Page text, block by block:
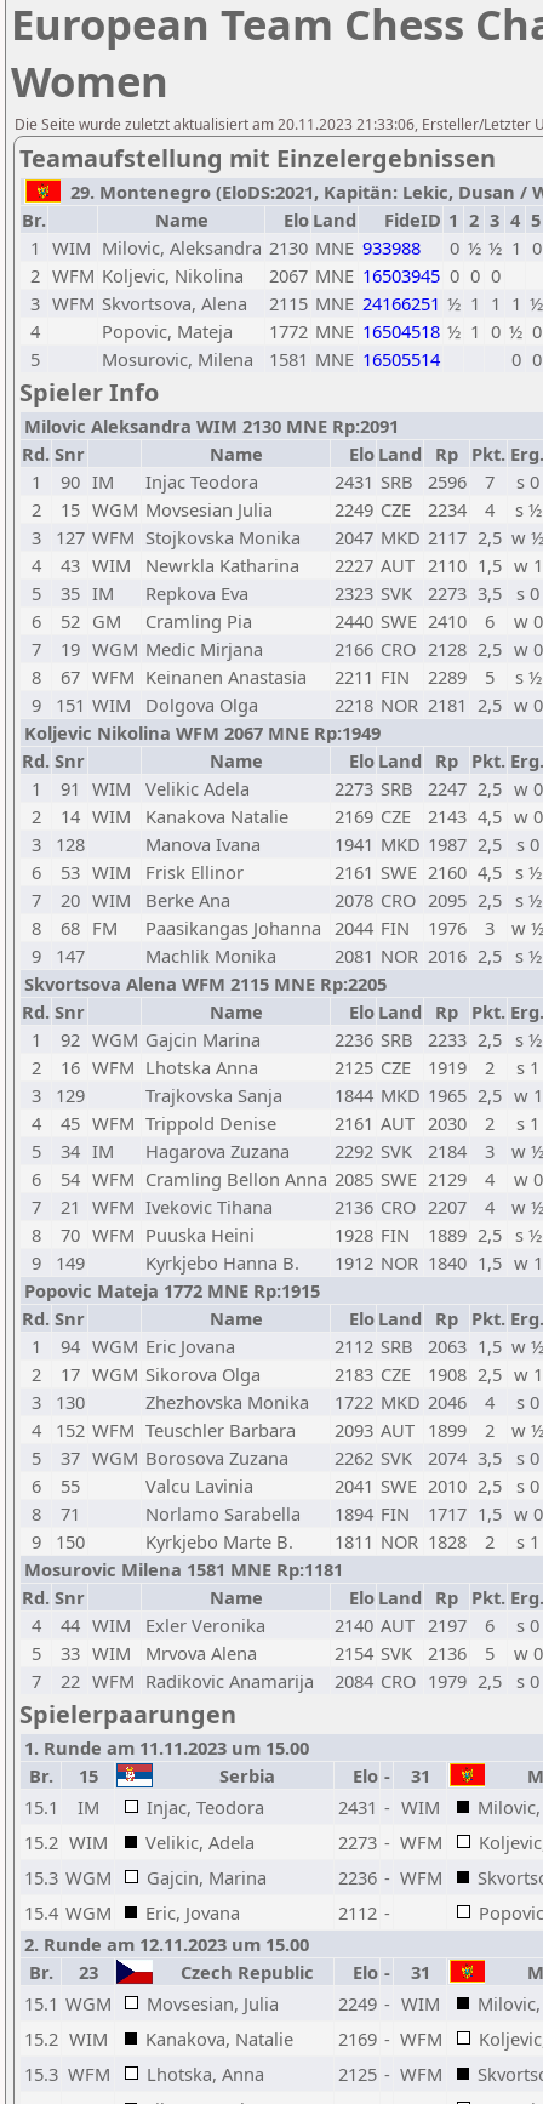
European Team Chess
Women
Die Seite wurde zuletzt aktualisiert am 20.11.2023 21:33:06, Ersteller/Letzter
Teamaufstellung mit Einzelergebnissen
29. Montenegro (EloDS:2021, Kapitän: Lekic, Dusan /
Br.
Name Elo Land FideID 1 2 3 4 5
1 WIM Milovic, Aleksandra 2130 MNE 933988 0 ½ ½ 1 0
2 WFM Koljevic, Nikolina 2067 MNE 16503945 0 0 0
3 WFM Skvortsova, Alena 2115 MNE 24166251 ½ 1 1 1 ½
4
Popovic, Mateja 1772 MNE 16504518 ½ 1 0 ½ 0
5
Mosurovic, Milena 1581 MNE 16505514 0 0
Spieler Info
Milovic Aleksandra WIM 2130 MNE Rp:2091
Rd. Snr Name Elo Land Rp Pkt. Erg.
1
90 IM Injac Teodora 2431 SRB 2596 7
s 0
2
15 WGM Movsesian Julia 2249 CZE 2234 4
s ½
3
127 WFM Stojkovska Monika 2047 MKD 2117 2,5 w ½
4
43 WIM Newrkla Katharina 2227 AUT 2110 1,5 w 1
5
35 IM Repkova Eva 2323 SVK 2273 3,5
s 0
6
52 GM Cramling Pia 2440 SWE 2410 6
w 0
7
19 WGM Medic Mirjana 2166 CRO 2128 2,5 w 0
8
67 WFM Keinanen Anastasia 2211 FIN 2289 5
s ½
9
151 WIM Dolgova Olga 2218 NOR 2181 2,5 w 0
Koljevic Nikolina WFM 2067 MNE Rp:1949
Rd. Snr Name Elo Land Rp Pkt. Erg.
1
91 WIM Velikic Adela 2273 SRB 2247 2,5 w 0
2
14 WIM Kanakova Natalie 2169 CZE 2143 4,5 w 0
3
128 Manova Ivana 1941 MKD 1987 2,5
s 0
6
53 WIM Frisk Ellinor 2161 SWE 2160 4,5 s ½
7
20 WIM Berke Ana 2078 CRO 2095 2,5
s ½
8
68 FM Paasikangas Johanna 2044 FIN 1976 3
w ½
9
147 Machlik Monika 2081 NOR 2016 2,5
s ½
Skvortsova Alena WFM 2115 MNE Rp:2205
Rd. Snr Name Elo Land Rp Pkt. Erg.
1
92 WGM Gajcin Marina 2236 SRB 2233 2,5
s ½
2
16 WFM Lhotska Anna 2125 CZE 1919 2
s 1
3
129 Trajkovska Sanja 1844 MKD 1965 2,5 w 1
4
45 WFM Trippold Denise 2161 AUT 2030 2
s 1
5
34 IM Hagarova Zuzana 2292 SVK 2184 3
w ½
6
54 WFM Cramling Bellon Anna 2085 SWE 2129 4
w 0
7
21 WFM Ivekovic Tihana 2136 CRO 2207 4
w ½
8
70 WFM Puuska Heini 1928 FIN 1889 2,5 s ½
9
149 Kyrkjebo Hanna B. 1912 NOR 1840 1,5 w 1
Popovic Mateja 1772 MNE Rp:1915
Rd. Snr Name Elo Land Rp Pkt. Erg.
1
94 WGM Eric Jovana 2112 SRB 2063 1,5 w ½
2
17 WGM Sikorova Olga 2183 CZE 1908 2,5 w 1
3
130 Zhezhovska Monika 1722 MKD 2046 4
s 0
4
152 WFM Teuschler Barbara 2093 AUT 1899 2
w ½
5
37 WGM Borosova Zuzana 2262 SVK 2074 3,5
s 0
6
55 Valcu Lavinia 2041 SWE 2010 2,5
s 0
8
71 Norlamo Sarabella 1894 FIN 1717 1,5 w 0
9
150 Kyrkjebo Marte B. 1811 NOR 1828 2
s 1
Mosurovic Milena 1581 MNE Rp:1181
Rd. Snr Name Elo Land Rp Pkt. Erg.
4
44 WIM Exler Veronika 2140 AUT 2197 6
s 0
5
33 WIM Mrvova Alena 2154 SVK 2136 5
w 0
7
22 WFM Radikovic Anamarija 2084 CRO 1979 2,5 s 0
Spielerpaarungen
1. Runde am 11.11.2023 um 15.00
Br.
15 Serbia Elo - 31
15.1
IM Injac, Teodora 2431 - WIM
15.2 WIM Velikic, Adela 2273 - WFM
15.3 WGM Gajcin, Marina 2236 - WFM
15.4 WGM Eric, Jovana 2112 -
2. Runde am 12.11.2023 um 15.00
Br.
23 Czech Republic Elo - 31
15.1 WGM Movsesian, Julia 2249 - WIM
15.2 WIM Kanakova, Natalie 2169 - WFM
15.3 WFM Lhotska, Anna 2125 - WFM